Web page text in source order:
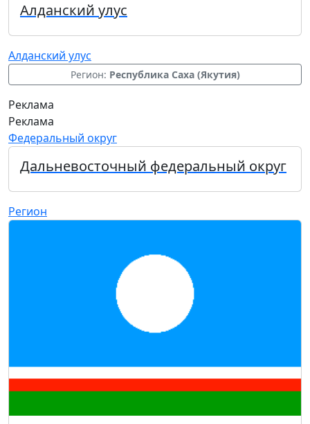
Алданский улус
Алданский улус
Регион: Республика Саха (Якутия)
Реклама
Реклама
Федеральный округ
Дальневосточный федеральный округ
Регион